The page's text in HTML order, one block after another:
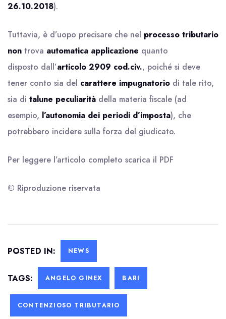
26.10.2018).
Tuttavia, è d’uopo precisare che nel processo tributario
non trova automatica applicazione quanto
disposto dall’articolo 2909 cod.civ., poiché si deve
tener conto sia del carattere impugnatorio di tale rito,
sia di talune peculiarità della materia fiscale (ad
esempio, l’autonomia dei periodi d’imposta), che
potrebbero incidere sulla forza del giudicato.
Per leggere l’articolo completo scarica il PDF
© Riproduzione riservata
POSTED IN: NEWS
TAGS: ANGELO GINEX BARI
CONTENZIOSO TRIBUTARIO